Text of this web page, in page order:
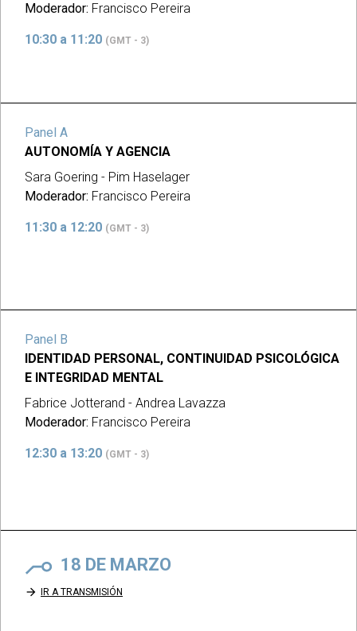
Moderador: Francisco Pereira
10:30 a 11:20 (GMT - 3)
Panel A
AUTONOMÍA Y AGENCIA
Sara Goering - Pim Haselager
Moderador: Francisco Pereira
11:30 a 12:20 (GMT - 3)
Panel B
IDENTIDAD PERSONAL, CONTINUIDAD PSICOLÓGICA
E INTEGRIDAD MENTAL
Fabrice Jotterand - Andrea Lavazza
Moderador: Francisco Pereira
12:30 a 13:20 (GMT - 3)
18 DE MARZO
arrow_forward IR A TRANSMISIÓN